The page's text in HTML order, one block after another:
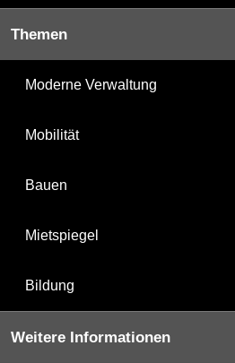
Themen
Moderne Verwaltung
Mobilität
Bauen
Mietspiegel
Bildung
Weitere Informationen